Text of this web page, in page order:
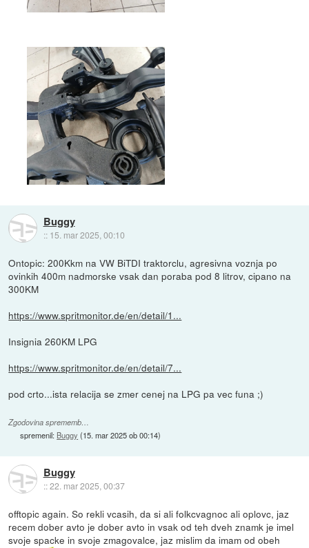
Buggy
:: 15. mar 2025, 00:10
Ontopic: 200Kkm na VW BiTDI traktorclu, agresivna voznja po
ovinkih 400m nadmorske vsak dan poraba pod 8 litrov, cipano na
300KM
https://www.spritmonitor.de/en/detail/1...
Insignia 260KM LPG
https://www.spritmonitor.de/en/detail/7...
pod crto...ista relacija se zmer cenej na LPG pa vec funa ;)
Zgodovina sprememb…
spremenil: Buggy (15. mar 2025 ob 00:14)
Buggy
::22. mar 2025, 00:37
offtopic again. So rekli vcasih, da si ali folkcvagnoc ali oplovc, jaz
recem dober avto je dober avto in vsak od teh dveh znamk je imel
svoje spacke in svoje zmagovalce, jaz mislim da imam od obeh